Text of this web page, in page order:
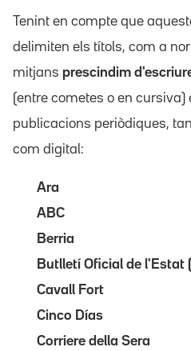
Tenint en compte que
delimiten els títols, com a
mitjans prescindim
(entre cometes o en cursiva)
publicacions periòdiques,
com digital:
Ara
ABC
Berria
Butlletí Oficial de l'Estat
Cavall Fort
Cinco Días
Corriere della Sera